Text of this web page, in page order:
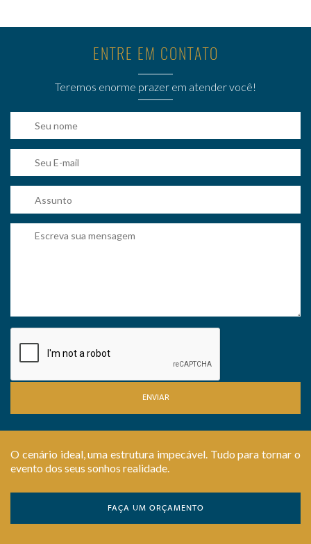
ENTRE EM CONTATO
Teremos enorme prazer em atender você!
ENVIAR
O cenário ideal, uma estrutura impecável. Tudo para tornar o
evento dos seus sonhos realidade.
FAÇA UM ORÇAMENTO